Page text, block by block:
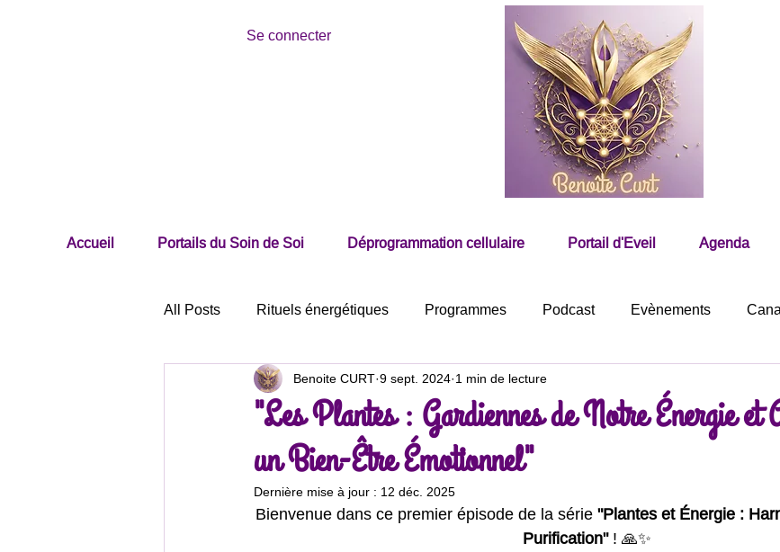
Se connecter
Accueil Portails du Soin de Soi Déprogrammation cellulaire Portail d'Eveil Agenda
All Posts Rituels énergétiques Programmes Podcast Evènements
Séances énergétiques Bien-être holistique Spiritualité & conscience
Énergétique & soins subtils Développement personnel conscient
Féminin sacré & intuition Éveil & alignement de vie Ressources & inspirations
"Les Plantes : Gardiennes de Notre Énergie et
un Bien-Être Émotionnel"
Benoite CURT 9 sept. 2024 1 min de lecture
Dernière mise à jour : 12 déc. 2025
Bienvenue dans ce premier épisode de la série "Plantes et Énergie :
Purification" ! 🙏✨